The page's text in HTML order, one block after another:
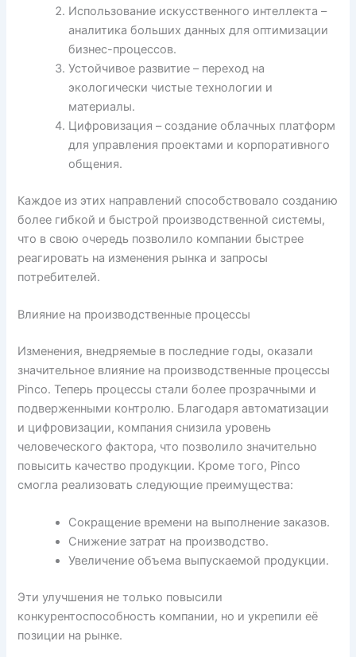
Использование искусственного интеллекта –
аналитика больших данных для оптимизации
бизнес-процессов.
Устойчивое развитие – переход на
экологически чистые технологии и
материалы.
Цифровизация – создание облачных платформ
для управления проектами и корпоративного
общения.
Каждое из этих направлений способствовало созданию
более гибкой и быстрой производственной системы,
что в свою очередь позволило компании быстрее
реагировать на изменения рынка и запросы
потребителей.
Влияние на производственные процессы
Изменения, внедряемые в последние годы, оказали
значительное влияние на производственные процессы
Pinco. Теперь процессы стали более прозрачными и
подверженными контролю. Благодаря автоматизации
и цифровизации, компания снизила уровень
человеческого фактора, что позволило значительно
повысить качество продукции. Кроме того, Pinco
смогла реализовать следующие преимущества:
Сокращение времени на выполнение заказов.
Снижение затрат на производство.
Увеличение объема выпускаемой продукции.
Эти улучшения не только повысили
конкурентоспособность компании, но и укрепили её
позиции на рынке.